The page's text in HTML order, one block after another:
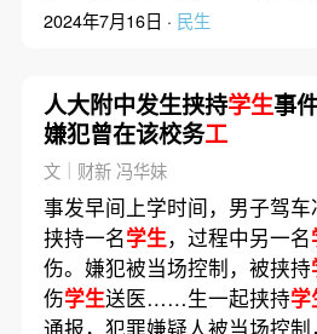
2024年7月16日 · 民生
人大附中发生挟持学生事
嫌犯曾在该校务工
文｜财新 冯华妹
事发早间上学时间，男子驾
挟持一名学生，过程中另一名
伤。嫌犯被当场控制，被挟持
伤学生送医……生一起挟持学
通报，犯罪嫌疑人被当场控制，